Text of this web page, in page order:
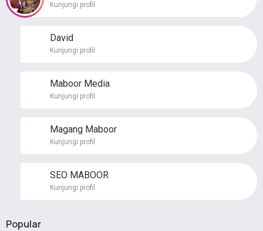
Kunjungi profil
David
Kunjungi profil
Maboor Media
Kunjungi profil
Magang Maboor
Kunjungi profil
SEO MABOOR
Kunjungi profil
Popular